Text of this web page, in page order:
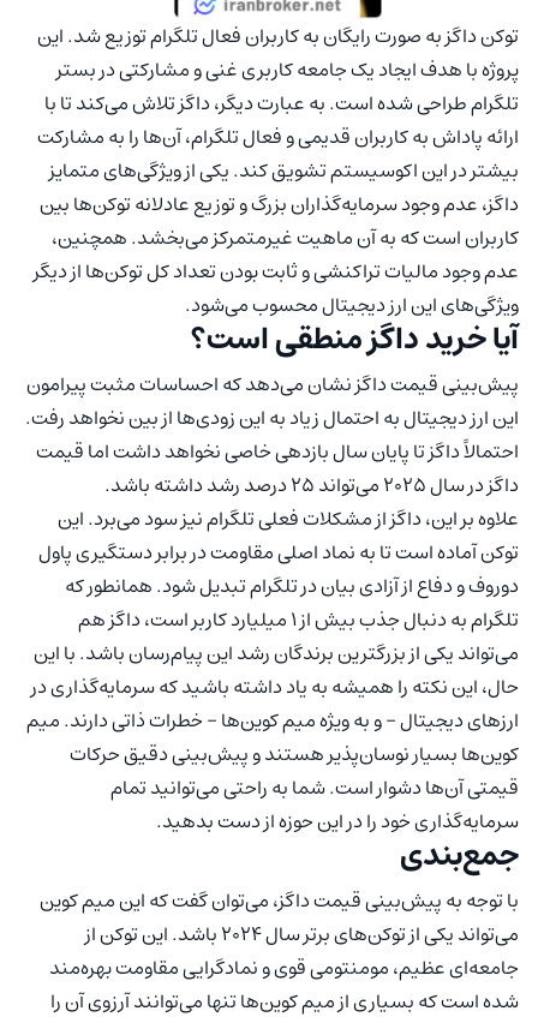
توکن داگز به صورت رایگان به کاربران فعال تلگرام توزیع شد. این
پروژه با هدف ایجاد یک جامعه‌ کاربری غنی و مشارکتی در بستر
تلگرام طراحی شده است. به عبارت دیگر، داگز تلاش می‌کند تا با
ارائه پاداش به کاربران قدیمی و فعال تلگرام، آن‌ها را به مشارکت
بیشتر در این اکوسیستم تشویق کند. یکی از ویژگی‌های متمایز
داگز، عدم وجود سرمایه‌گذاران بزرگ و توزیع عادلانه‌ توکن‌ها بین
کاربران است که به آن ماهیت غیرمتمرکز می‌بخشد. همچنین،
عدم وجود مالیات تراکنشی و ثابت بودن تعداد کل توکن‌ها از دیگر
ویژگی‌های این ارز دیجیتال محسوب می‌شود.
آیا خرید داگز منطقی است؟
پیش‌بینی قیمت داگز ‌نشان می‌دهد که احساسات مثبت پیرامون
این ارز دیجیتال به احتمال زیاد به این زودی‌ها از بین نخواهد رفت.
احتمالاً داگز تا پایان سال بازدهی خاصی نخواهد داشت اما قیمت
داگز در سال 2025 می‌تواند ۲۵ درصد رشد داشته باشد.
علاوه بر این، داگز از مشکلات فعلی تلگرام نیز سود می‌برد. این
توکن آماده است تا به نماد اصلی مقاومت در برابر دستگیری پاول
دوروف و دفاع از آزادی بیان در تلگرام تبدیل شود. همانطور که
تلگرام به دنبال جذب بیش از 1 میلیارد کاربر است، داگز هم
می‌تواند یکی از بزرگترین برندگان رشد این پیام‌رسان باشد. با این
حال، این نکته را همیشه به یاد داشته باشید که سرمایه‌گذاری در
ارزهای دیجیتال – و به ویژه میم کوین‌ها – خطرات ذاتی دارند. میم
کوین‌ها بسیار نوسان‌پذیر هستند و پیش‌بینی دقیق حرکات
قیمتی آن‌ها دشوار است. شما به راحتی می‌توانید تمام
سرمایه‌گذاری خود را در این حوزه از دست بدهید.
جمع‌بندی
با توجه به پیش‌بینی قیمت داگز، می‌توان گفت که این میم کوین
می‌تواند یکی از توکن‌های برتر سال 2024 باشد. این توکن از
جامعه‌ای عظیم، مومنتومی قوی و نمادگرایی مقاومت بهره‌مند
شده است که بسیاری از میم کوین‌ها تنها می‌توانند آرزوی آن را